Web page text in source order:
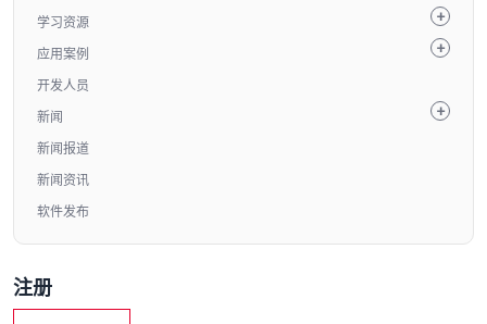
学习资源
应用案例
开发人员
新闻
新闻报道
新闻资讯
软件发布
注册